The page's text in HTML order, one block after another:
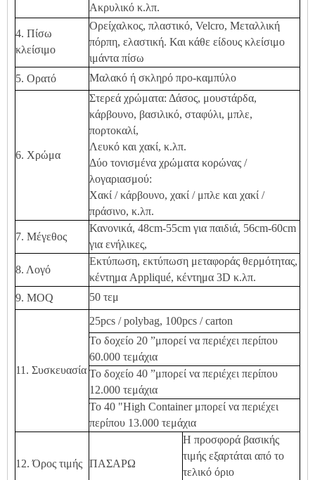
Ακρυλικό κ.λπ.
4. Πίσω
κλείσιμο
Ορείχαλκος, πλαστικό, Velcro, Μεταλλική
πόρπη, ελαστική. Και κάθε είδους κλείσιμο
ιμάντα πίσω
5. Ορατό
Μαλακό ή σκληρό προ-καμπύλο
6. Χρώμα
Στερεά χρώματα: Δάσος, μουστάρδα,
κάρβουνο, βασιλικό, σταφύλι, μπλε,
πορτοκαλί,
Λευκό και χακί, κ.λπ.
Δύο τονισμένα χρώματα κορώνας /
λογαριασμού:
Χακί / κάρβουνο, χακί / μπλε και χακί /
πράσινο, κ.λπ.
7. Μέγεθος
Κανονικά, 48cm-55cm για παιδιά, 56cm-60cm
για ενήλικες,
8. Λογό
Εκτύπωση, εκτύπωση μεταφοράς θερμότητας,
κέντημα Appliqué, κέντημα 3D κ.λπ.
9. MOQ
50 τεμ
11. Συσκευασία
25pcs / polybag, 100pcs / carton
Το δοχείο 20 ”μπορεί να περιέχει περίπου
60.000 τεμάχια
Το δοχείο 40 ”μπορεί να περιέχει περίπου
12.000 τεμάχια
Το 40 "High Container μπορεί να περιέχει
περίπου 13.000 τεμάχια
12. Όρος τιμής ΠΑΣΑΡΩ
Η προσφορά βασικής
τιμής εξαρτάται από το
τελικό όριο